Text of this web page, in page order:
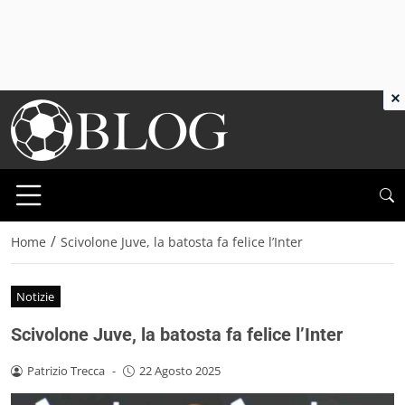
Home / Scivolone Juve, la batosta fa felice l’Inter
Notizie
Scivolone Juve, la batosta fa felice l’Inter
Patrizio Trecca - 22 Agosto 2025
×